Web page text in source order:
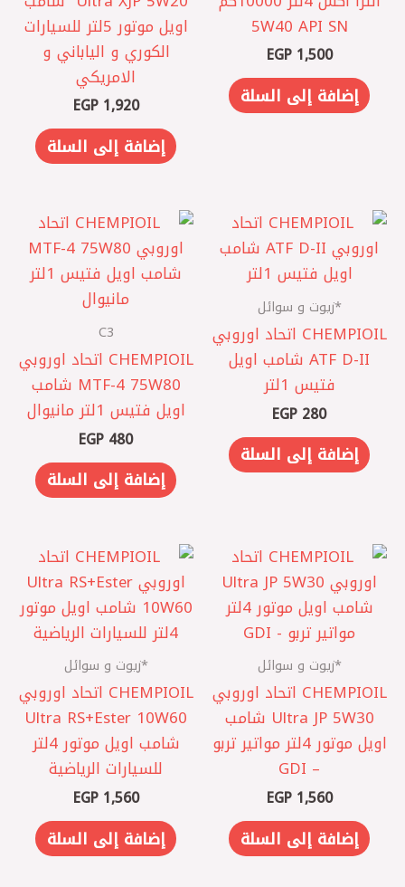
5W40 API SN
EGP1,500
إضافة إلى السلة
اويل موتور 5لتر ‎للسيارات
الكوري و الياباني و
الامريكي
EGP1,920
إضافة إلى السلة
*زيوت و سوائل
CHEMPIOIL اتحاد اوروبي
ATF D-II شامب اويل
فتيس 1لتر
EGP 280
إضافة إلى السلة
C3
CHEMPIOIL اتحاد اوروبي
MTF-4 75W80 شامب
اويل فتيس 1لتر مانيوال
EGP 480
إضافة إلى السلة
*زيوت و سوائل
CHEMPIOIL اتحاد اوروبي
‎Ultra JP 5W30 شامب
اويل موتور 4لتر مواتير تربو
– GDI
EGP1,560
إضافة إلى السلة
*زيوت و سوائل
CHEMPIOIL اتحاد اوروبي
‎Ultra RS+Ester 10W60
شامب اويل موتور 4لتر
للسيارات الرياضية
EGP1,560
إضافة إلى السلة